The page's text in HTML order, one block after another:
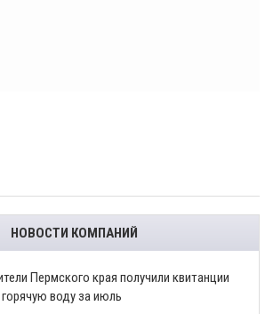
НОВОСТИ КОМПАНИЙ
Пермского края получили квитанции
воду за июль